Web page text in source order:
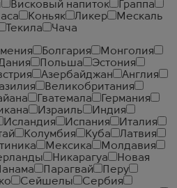
Висковый напиток
Граппа
Коньяк Ликер
Мескаль
Текила
Чача
Болгария
Монголия
Польша
Эстония
Азербайджан
Англия
Великобритания
Гватемала
Германия
Израиль
Индия
Исландия Испания
Италия
Колумбия Куба
Латвия
Мексика
Молдавия
Никарагуа
Новая
Панама Парагвай
Перу
Сейшелы
Сербия